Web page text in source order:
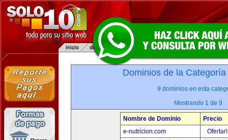
Dominios de la
9 dominios en esta
Mostrando 1 de 9
Nombre de Dominio
Precio
e-nutricion.com